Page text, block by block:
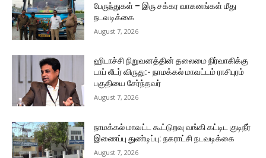
பேருந்துகள் – இரு சக்கர வாகனங்கள் மீது
நடவடிக்கை
August 7, 2026
ஹிடாச்சி நிறுவனத்தின் தலைமை நிர்வாகிக்கு
டாப் லீடர் விருது:- நாமக்கல் மாவட்டம் ராசிபுரம்
பகுதியை சேர்ந்தவர்
August 7, 2026
நாமக்கல் மாவட்ட கூட்டுறவு வங்கி கட்டிட குடிநீர்
இணைப்பு துண்டிப்பு: நகராட்சி நடவடிக்கை
August 7, 2026